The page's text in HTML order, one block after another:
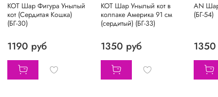
КОТ Шар Фигура Унылый
кот (Сердитая Кошка)
(БГ-30)
1190 руб
КОТ Шар Унылый кот в
колпаке Америка 91 см
(сердитый) (БГ-33)
1350 руб
AN
(БГ-54)